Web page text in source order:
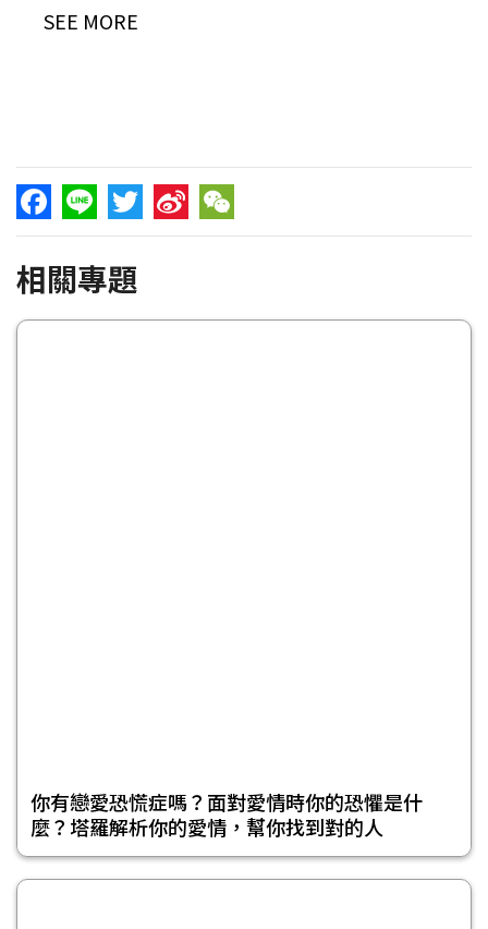
SEE MORE
Facebook
Line TwitterSina WeChat
相關專題
你有戀愛恐慌症嗎？面對愛情時你的恐懼是什
麼？塔羅解析你的愛情，幫你找到對的人